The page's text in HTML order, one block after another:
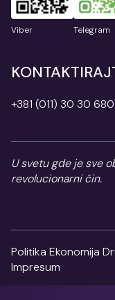
Viber Telegram
+381 (011) 30 30 680
U svetu gde je sve
revolucionarni čin.
Politika Ekonomija
Impresum